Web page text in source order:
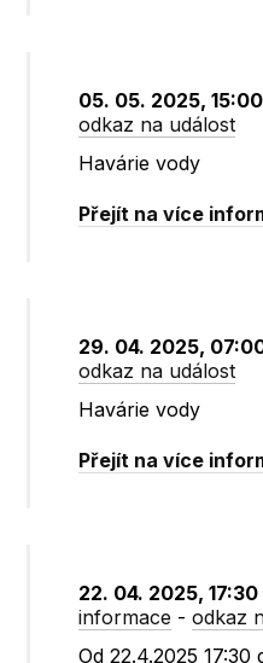
05. 05. 2025,
odkaz na událost
Havárie vody
Přejít na více
29. 04. 2025,
odkaz na událost
Havárie vody
Přejít na více
22. 04. 2025, 17:30
informace -odkaz
Od 22.4.2025